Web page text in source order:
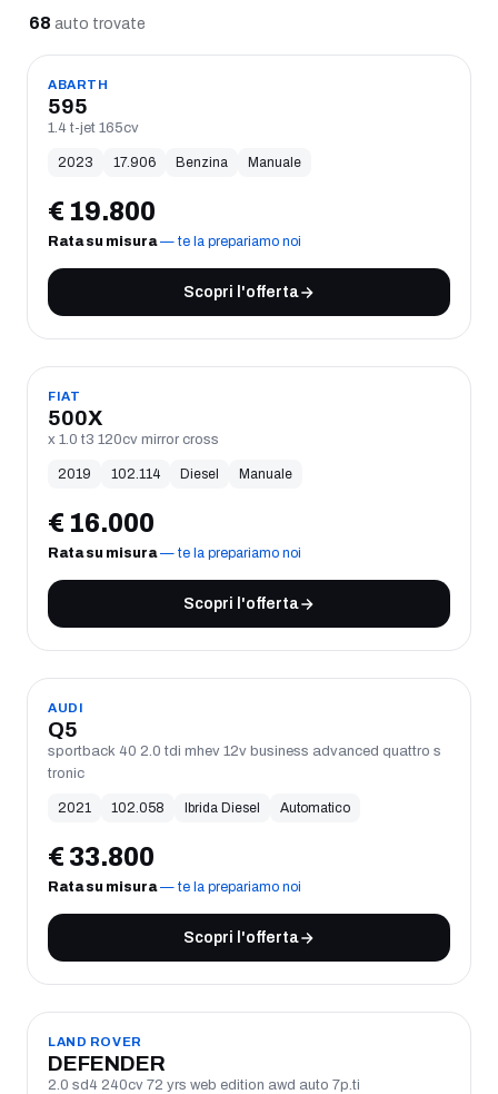
68 auto trovate
USATO
ABARTH
595
1.4 t-jet 165cv
2023 17.906 Benzina Manuale
€ 19.800
Rata su misura— te la prepariamo noi
Scopri l'offerta
USATO
FIAT
500X
x 1.0 t3 120cv mirror cross
2019 102.114 Diesel Manuale
€ 16.000
Rata su misura— te la prepariamo noi
Scopri l'offerta
USATO
AUDI
Q5
sportback 40 2.0 tdi mhev 12v business advanced quattro s
tronic
2021 102.058 Ibrida Diesel Automatico
€ 33.800
Rata su misura— te la prepariamo noi
Scopri l'offerta
USATO
LAND ROVER
DEFENDER
2.0 sd4 240cv 72 yrs web edition awd auto 7p.ti